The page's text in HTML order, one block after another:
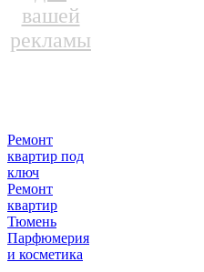
вашей
рекламы
Ремонт
квартир под
ключ
Ремонт
квартир
Тюмень
Парфюмерия
и косметика